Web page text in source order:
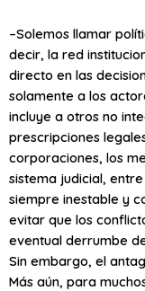
–Solemos llamar
decir, la red
directo en las
solamente a los
incluye a otros no
prescripciones
corporaciones, los
sistema judicial,
siempre inestable y
evitar que los
eventual derrumbe
Sin embargo, el
Más aún, para